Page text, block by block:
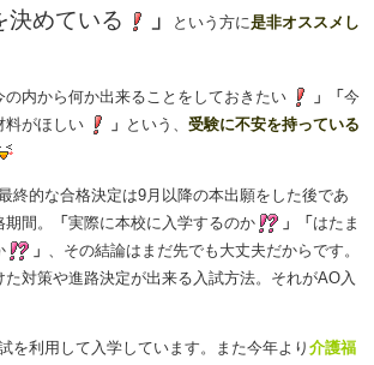
決めている 」 という方に是非オススメし
の内から何か出来ることをしておきたい 」「今
料がほしい
」 という、受験に不安を持っている
終的な合格決定は9月以降の本出願をした後であ
間。
「実際に本校に入学するのか 」「はたま
」
、その結論はまだ先でも大丈夫だからです。
対策や進路決定が出来る入試方法。それがAO入
を利用して入学しています。また今年より介護福